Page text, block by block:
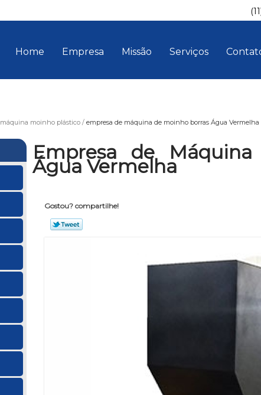
Home Empresa Missão Serviços
máquina moinho plástico empresa de máquina de moinho borras Água Vermelha
Empresa de
Água Vermelha
Gostou? compartilhe!